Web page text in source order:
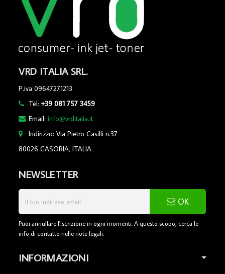
VRD ITALIA SRL.
P.iva 09647271213
Tel:+39 081 757 3459
Email:info@vrditalia.it
Indirizzo: Via Pietro Casilli n.37
80026 CASORIA, ITALIA
NEWSLETTER
OK
Puoi annullare l'iscrizione in ogni momenti. A questo scopo, cerca le
info di contatto nelle note legali.
INFORMAZIONI